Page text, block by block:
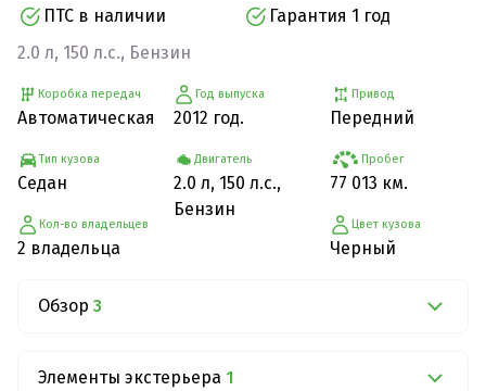
ПТС в наличии
Гарантия 1 год
2.0 л, 150 л.с., Бензин
Коробка передач
Автоматическая
Тип кузова
Седан
Кол-во владельцев
2 владельца
Год выпуска
2012 год.
Двигатель
2.0 л, 150 л.с.,
Бензин
Привод
Передний
Пробег
77 013 км.
Цвет кузова
Черный
Обзор 3
Элементы экстерьера 1